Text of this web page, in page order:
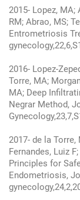
2015- Lopez, MA;
RM; Abrao, MS;
Entrometriosis
2016- Lopez-
Torre, MA;
MA; Deep
Negrar Method,
2017- de la
Fernandes, Luiz
Principles for
Endometriosis,